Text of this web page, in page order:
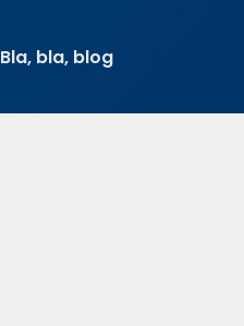
Bla, bla, blog